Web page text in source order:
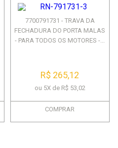
7700791731 - TRAVA DA
FECHADURA DO PORTA MALAS
- PARA TODOS OS MOTORES -...
R$ 265,12
ou 5X de R$ 53,02
COMPRAR